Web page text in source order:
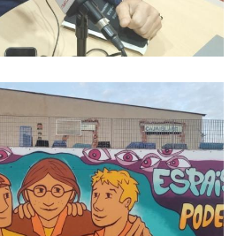
Taller "Beating
Al Baix Penedès:
La Consciència De
I La Comunitat